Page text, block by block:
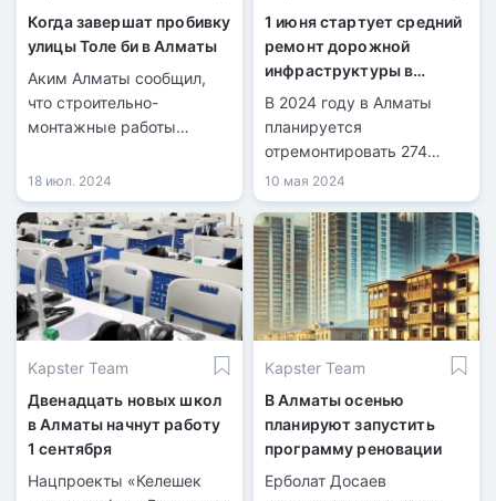
Когда завершат пробивку
улицы Толе би в Алматы
Аким Алматы сообщил,
что строительно-
монтажные работы
года.
18 июл. 2024
1 июня стартует средний
ремонт дорожной
инфраструктуры в
Алматы
В 2024 году в Алматы
планируется
отремонтировать 274
улицы на 250 км.
10 мая 2024
Kapster Team
Двенадцать новых школ
в Алматы начнут работу
1 сентября
Нацпроекты «Келешек
Kapster Team
В Алматы осенью
планируют запустить
программу реновации
Ерболат Досаев